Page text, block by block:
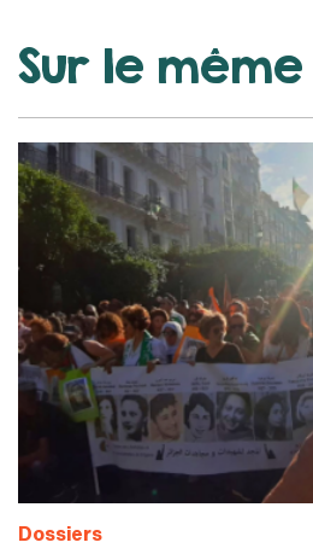
Sur le
Dossiers